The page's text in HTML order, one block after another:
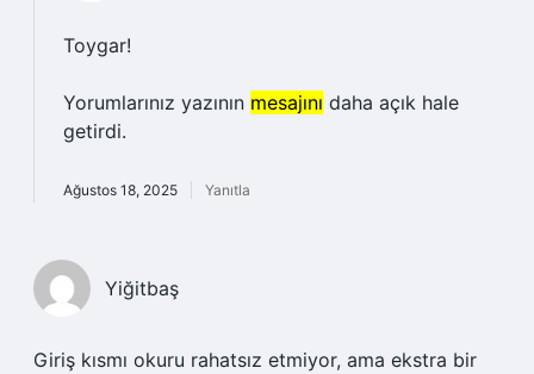
Toygar!
Yorumlarınız yazının mesajını daha açık hale
getirdi.
Ağustos 18, 2025 Yanıtla
Yiğitbaş
Giriş kısmı okuru rahatsız etmiyor, ama ekstra bir